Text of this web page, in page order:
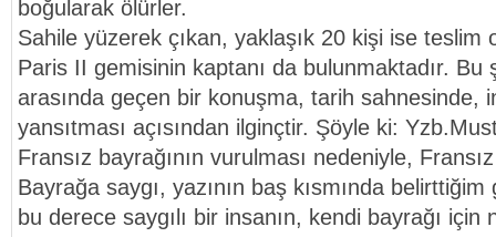
boğularak ölürler.
Sahile yüzerek çıkan, yaklaşık 20 kişi ise teslim
Paris II gemisinin kaptanı da bulunmaktadır. Bu
arasında geçen bir konuşma, tarih sahnesinde,
yansıtması açısından ilginçtir. Şöyle ki:
Fransız bayrağının vurulması nedeniyle,
Bayrağa saygı, yazının baş kısmında
bu derece saygılı bir insanın, kendi bayrağı için